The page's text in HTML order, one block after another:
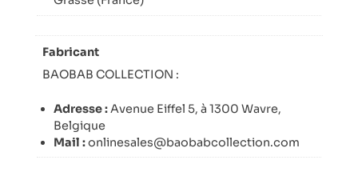
Fabricant
BAOBAB COLLECTION :
Adresse :Avenue Eiffel 5, à 1300 Wavre,
Belgique
Mail :onlinesales@baobabcollection.com